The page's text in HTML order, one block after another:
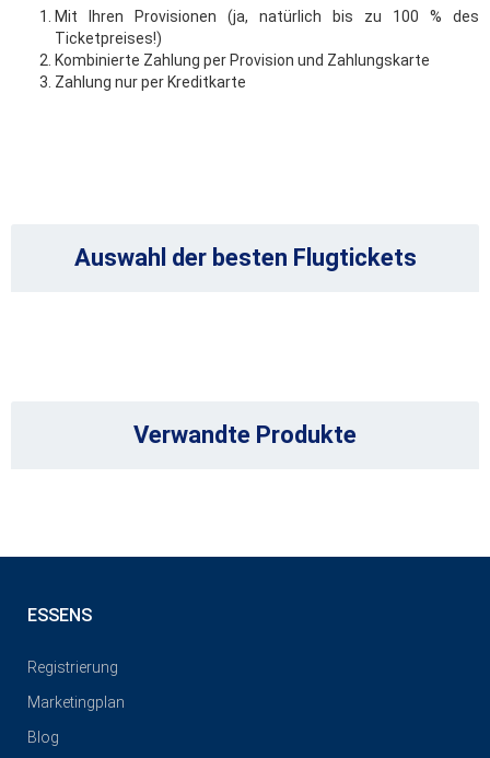
Mit Ihren Provisionen (ja, natürlich bis zu 100 % des
Ticketpreises!)
Kombinierte Zahlung per Provision und Zahlungskarte
Zahlung nur per Kreditkarte
Auswahl der besten Flugtickets
Verwandte Produkte
ESSENS
Registrierung
Marketingplan
Blog